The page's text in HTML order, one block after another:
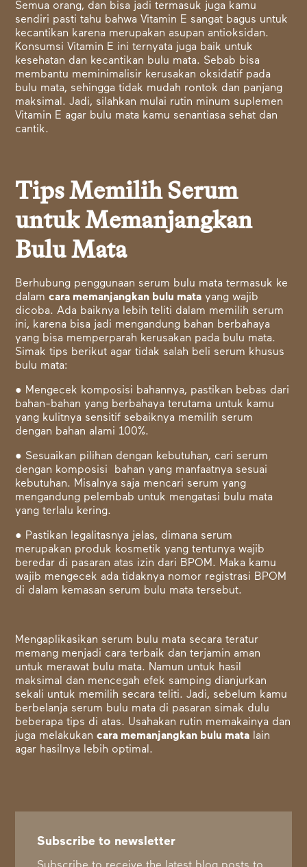
Semua orang, dan bisa jadi termasuk juga kamu
sendiri pasti tahu bahwa Vitamin E sangat bagus untuk
kecantikan karena merupakan asupan antioksidan.
Konsumsi Vitamin E ini ternyata juga baik untuk
kesehatan dan kecantikan bulu mata. Sebab bisa
membantu meminimalisir kerusakan oksidatif pada
bulu mata, sehingga tidak mudah rontok dan panjang
maksimal. Jadi, silahkan mulai rutin minum suplemen
Vitamin E agar bulu mata kamu senantiasa sehat dan
cantik.
Tips Memilih Serum
untuk Memanjangkan
Bulu Mata
Berhubung penggunaan serum bulu mata termasuk ke
dalamcara memanjangkan bulu mata yang wajib
dicoba. Ada baiknya lebih teliti dalam memilih serum
ini, karena bisa jadi mengandung bahan berbahaya
yang bisa memperparah kerusakan pada bulu mata.
Simak tips berikut agar tidak salah beli serum khusus
bulu mata:
● Mengecek komposisi bahannya, pastikan bebas dari
bahan-bahan yang berbahaya terutama untuk kamu
yang kulitnya sensitif sebaiknya memilih serum
dengan bahan alami 100%.
● Sesuaikan pilihan dengan kebutuhan, cari serum
dengan komposisi bahan yang manfaatnya sesuai
kebutuhan. Misalnya saja mencari serum yang
mengandung pelembab untuk mengatasi bulu mata
yang terlalu kering.
● Pastikan legalitasnya jelas, dimana serum
merupakan produk kosmetik yang tentunya wajib
beredar di pasaran atas izin dari BPOM. Maka kamu
wajib mengecek ada tidaknya nomor registrasi BPOM
di dalam kemasan serum bulu mata tersebut.
Mengaplikasikan serum bulu mata secara teratur
memang menjadi cara terbaik dan terjamin aman
untuk merawat bulu mata. Namun untuk hasil
maksimal dan mencegah efek samping dianjurkan
sekali untuk memilih secara teliti. Jadi, sebelum kamu
berbelanja serum bulu mata di pasaran simak dulu
beberapa tips di atas. Usahakan rutin memakainya dan
juga melakukancara memanjangkan bulu mata lain
agar hasilnya lebih optimal.
Subscribe to newsletter